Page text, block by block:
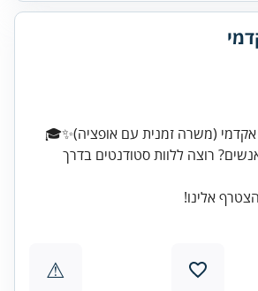
רוצה ללוות סטודנטים בדרך
אלינו!
⚠